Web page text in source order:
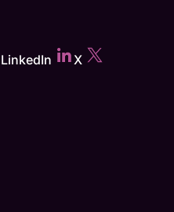
LinkedIn X